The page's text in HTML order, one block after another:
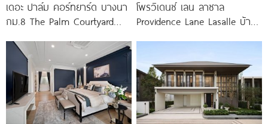
เดอะ ปาล์ม คอร์ทยาร์ด บางนา
กม.8 The Palm Courtyard
โพรวิเดนซ์ เลน ลาซาล
Providence Lane Lasalle บ้าน